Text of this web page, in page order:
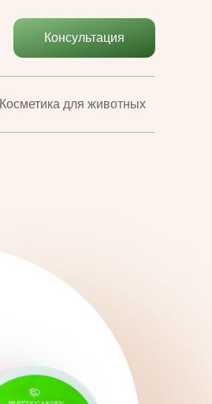
Консультация
Косметика для животных
Консультация
Косметика для животных